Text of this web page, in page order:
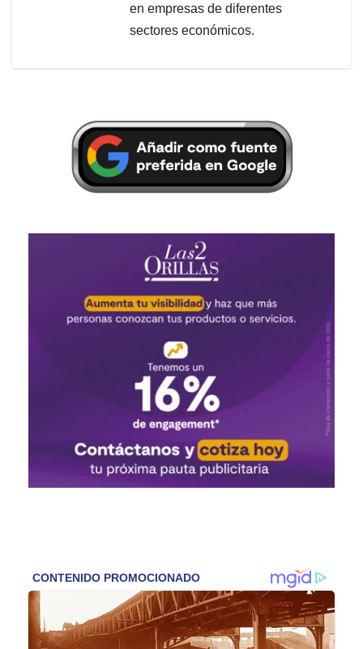
Asobancaria. Programa de
Desarrollo Directivo, Inalde.
Olózaga. Ex miembro del
Consejo Directivo de EAFIT.
Miembro de juntas directivas,
profesor universitario, ejecutivo
sectores económicos.